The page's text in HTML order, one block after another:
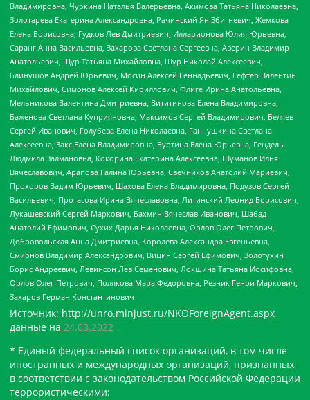
Владимировна, Чуркина Наталья Валерьевна, Акимова Татьяна Николаевна,
Золотарева Екатерина Александровна, Рачинский Ян Збигневич, Жемкова
Елена Борисовна, Гудков Лев Дмитриевич, Илларионова Юлия Юрьевна,
Саранг Анна Васильевна, Захарова Светлана Сергеевна, Аверин Владимир
Анатольевич, Щур Татьяна Михайловна, Щур Николай Алексеевич,
Блинушов Андрей Юрьевич, Мосин Алексей Геннадьевич, Гефтер Валентин
Михайлович, Симонов Алексей Кириллович, Флиге Ирина Анатольевна,
Мельникова Валентина Дмитриевна, Вититинова Елена Владимировна,
Баженова Светлана Куприяновна, Максимов Сергей Владимирович, Беляев
Сергей Иванович, Голубева Елена Николаевна, Ганнушкина Светлана
Алексеевна, Закс Елена Владимировна, Буртина Елена Юрьевна, Гендель
Людмила Залмановна, Кокорина Екатерина Алексеевна, Шуманов Илья
Вячеславович, Арапова Галина Юрьевна, Свечников Анатолий Мариевич,
Прохоров Вадим Юрьевич, Шахова Елена Владимировна, Подузов Сергей
Васильевич, Протасова Ирина Вячеславовна, Литинский Леонид Борисович,
Лукашевский Сергей Маркович, Бахмин Вячеслав Иванович, Шабад
Анатолий Ефимович, Сухих Дарья Николаевна, Орлов Олег Петрович,
Добровольская Анна Дмитриевна, Королева Александра Евгеньевна,
Смирнов Владимир Александрович, Вицин Сергей Ефимович, Золотухин
Борис Андреевич, Левинсон Лев Семенович, Локшина Татьяна Иосифовна,
Орлов Олег Петрович, Полякова Мара Федоровна, Резник Генри Маркович,
Захаров Герман Константинович
Источник: http://unro.minjust.ru/NKOForeignAgent.aspx
данные на 24.03.2022
* Единый федеральный список организаций, в том числе
иностранных и международных организаций, признанных
в соответствии с законодательством Российской Федерации
террористическими: